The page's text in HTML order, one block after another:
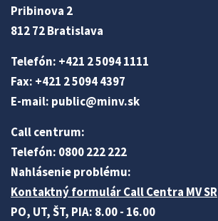
Pribinova 2
812 72 Bratislava
Telefón: +421 2 5094 1111
Fax: +421 2 5094 4397
E-mail: public@minv.sk
Call centrum:
Telefón: 0800 222 222
Nahlásenie problému:
Kontaktný formulár Call Centra MV SR
PO, UT, ŠT, PIA: 8.00 - 16.00